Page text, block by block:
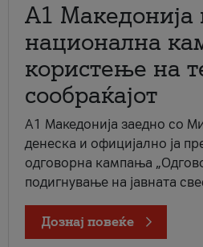
A1 Македонија
национална
користење на
сообраќајот
A1 Македонија заедно со
денеска и официјално ја
одговорна кампања
подигнување на јавната
Дознај повеќе